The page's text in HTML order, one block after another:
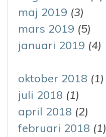
maj 2019 (3)
mars 2019 (5)
januari 2019 (4)
oktober 2018 (1)
juli 2018 (1)
april 2018 (2)
februari 2018 (1)